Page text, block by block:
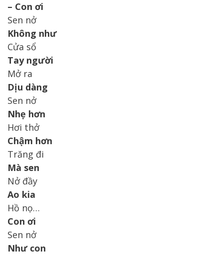
– Con ơi
Sen nở
Không như
Cửa sổ
Tay người
Mở ra
Dịu dàng
Sen nở
Nhẹ hơn
Hơi thở
Chậm hơn
Trăng đi
Mà sen
Nở đầy
Ao kia
Hồ nọ…
Con ơi
Sen nở
Như con